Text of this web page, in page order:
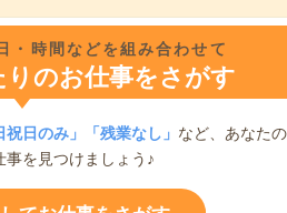
・時間などを組み合わせて
のお仕事をさがす
祝日のみ」「残業なし」 など、あなた
を見つけましょう♪